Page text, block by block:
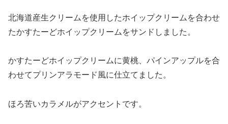
北海道産生クリームを使用したホイップクリームを合わせ
たかすたーどホイップクリームをサンドしました。
かすたーどホイップクリームに黄桃、パインアップルを合
わせてプリンアラモード風に仕立てました。
ほろ苦いカラメルがアクセントです。